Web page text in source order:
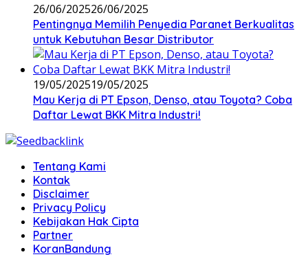
26/06/202526/06/2025
Pentingnya Memilih Penyedia Paranet Berkualitas
untuk Kebutuhan Besar Distributor
19/05/202519/05/2025
Mau Kerja di PT Epson, Denso, atau Toyota? Coba
Daftar Lewat BKK Mitra Industri!
Tentang Kami
Kontak
Disclaimer
Privacy Policy
Kebijakan Hak Cipta
Partner
KoranBandung